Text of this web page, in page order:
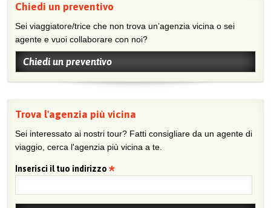
Chiedi un preventivo
Sei viaggiatore/trice che non trova un’agenzia vicina o sei
agente e vuoi collaborare con noi?
Chiedi un preventivo
Trova l'agenzia più vicina
Sei interessato ai nostri tour? Fatti consigliare da un agente di
viaggio, cerca l'agenzia più vicina a te.
Inserisci il tuo indirizzo